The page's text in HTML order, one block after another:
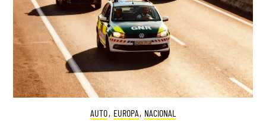
AUTO, EUROPA, NACIONAL